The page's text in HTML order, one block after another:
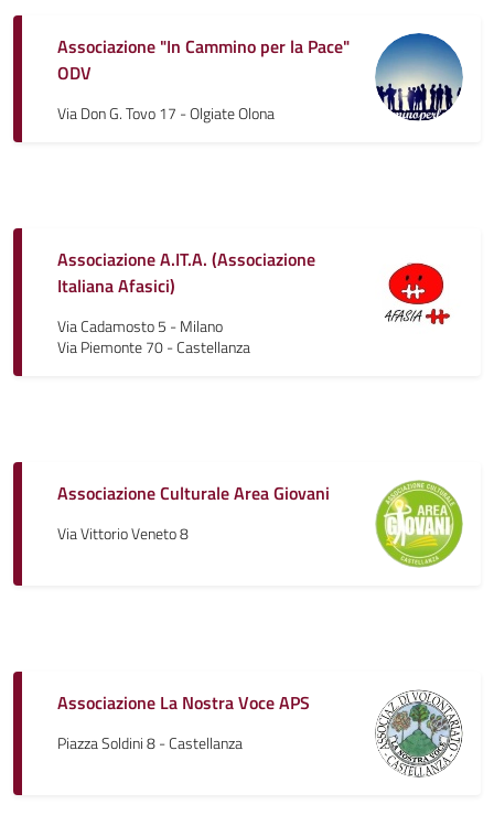
Associazione "In Cammino per la Pace"
ODV
Via Don G. Tovo 17 - Olgiate Olona
Associazione A.IT.A. (Associazione
Italiana Afasici)
Via Cadamosto 5 - Milano
Via Piemonte 70 - Castellanza
Associazione Culturale Area Giovani
Via Vittorio Veneto 8
Associazione La Nostra Voce APS
Piazza Soldini 8 - Castellanza